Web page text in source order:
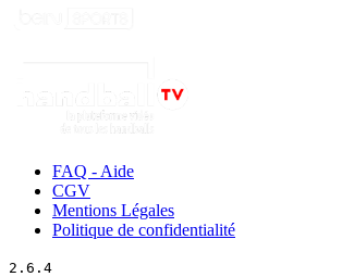
FAQ - Aide
CGV
Mentions Légales
Politique de confidentialité
2.6.4